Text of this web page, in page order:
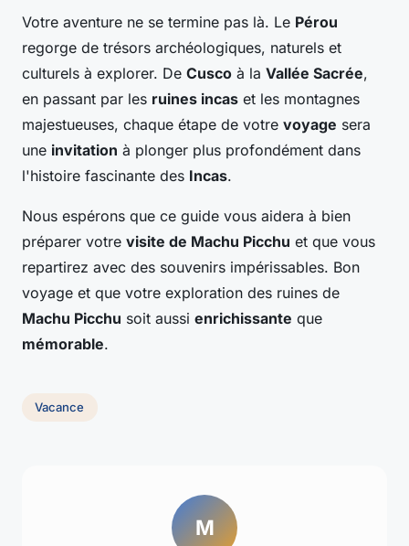
Votre aventure ne se termine pas là. Le Pérou
regorge de trésors archéologiques, naturels et
culturels à explorer. De Cusco à la Vallée Sacrée,
en passant par les ruines incas et les montagnes
majestueuses, chaque étape de votre voyage sera
une invitation à plonger plus profondément dans
l'histoire fascinante des Incas.
Nous espérons que ce guide vous aidera à bien
préparer votre visite de Machu Picchu et que vous
repartirez avec des souvenirs impérissables. Bon
voyage et que votre exploration des ruines de
Machu Picchu soit aussi enrichissante que
mémorable.
Vacance
M